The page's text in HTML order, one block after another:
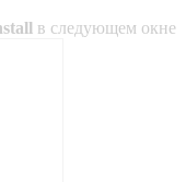
в следующем окне